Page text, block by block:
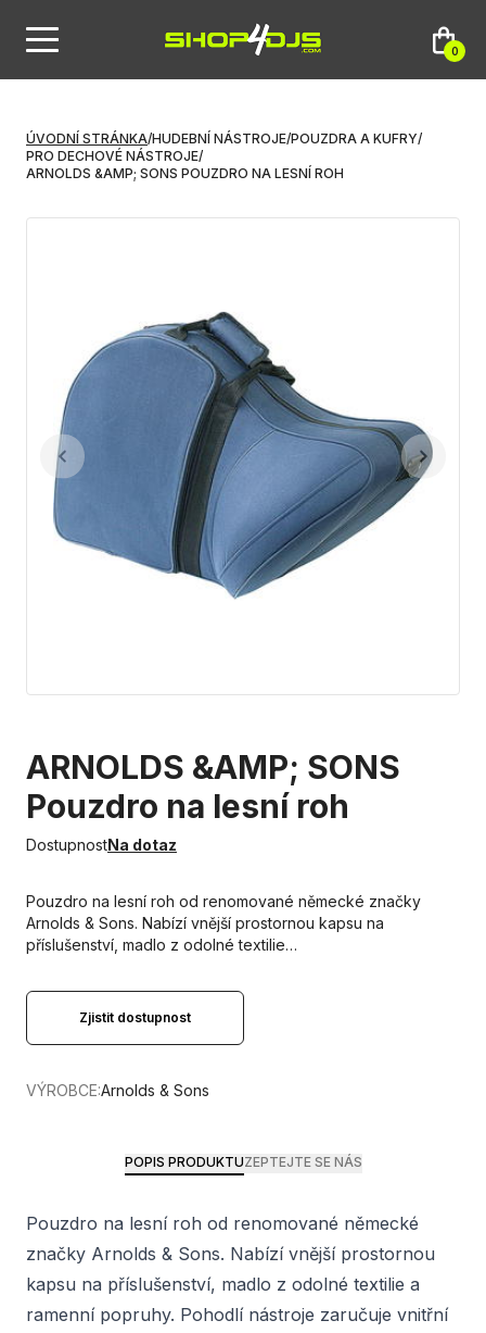
0
ÚVODNÍ STRÁNKA/HUDEBNÍ NÁSTROJE/POUZDRA A KUFRY/
PRO DECHOVÉ NÁSTROJE/
ARNOLDS &AMP; SONS POUZDRO NA LESNÍ ROH
ARNOLDS &AMP; SONS
Pouzdro na lesní roh
DostupnostNa dotaz
Pouzdro na lesní roh od renomované německé značky
Arnolds & Sons. Nabízí vnější prostornou kapsu na
příslušenství, madlo z odolné textilie…
Zjistit dostupnost
VÝROBCE:Arnolds & Sons
POPIS PRODUKTUZEPTEJTE SE NÁS
Pouzdro na lesní roh od renomované německé
značky Arnolds & Sons. Nabízí vnější prostornou
kapsu na příslušenství, madlo z odolné textilie a
ramenní popruhy. Pohodlí nástroje zaručuje vnitřní